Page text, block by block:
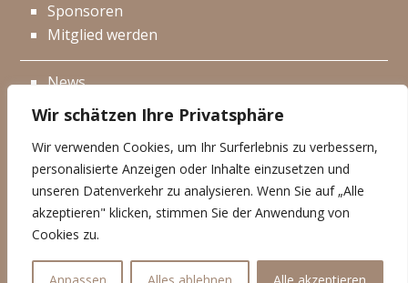
Wir schätzen Ihre Privatsphäre
Wir verwenden Cookies, um Ihr Surferlebnis zu verbessern,
personalisierte Anzeigen oder Inhalte einzusetzen und
unseren Datenverkehr zu analysieren. Wenn Sie auf „Alle
akzeptieren" klicken, stimmen Sie der Anwendung von
Cookies zu.
Sponsoren
Mitglied werden
News
Events
Kontakt
Impressum
Datenschutzerklärung